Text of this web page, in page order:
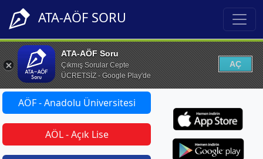
ATA-AÖF SORU
ATA-AÖF Soru
Çıkmış Sorular Cepte
ÜCRETSİZ - Google Play'de
AÇ
AÖF - Anadolu Üniversitesi
AÖL - Açık Lise